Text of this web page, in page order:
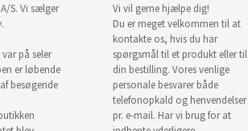
S. Vi sælger
på seler
er løbende
besøgende
Vi vil gerne hjælpe dig!
Du er meget velkommen til at
kontakte os, hvis du har
spørgsmål til et produkt eller til
din bestilling. Vores venlige
personale besvarer både
telefonopkald og henvendelser
pr. e-mail. Har vi brug for at